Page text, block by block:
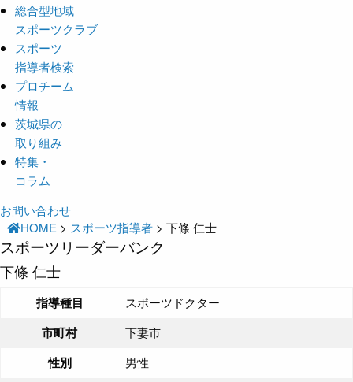
総合型地域
スポーツクラブ
スポーツ
指導者検索
プロチーム
情報
茨城県の
取り組み
特集・
コラム
お問い合わせ
HOME > スポーツ指導者 >下條 仁士
スポーツリーダーバンク
下條 仁士
指導種目 スポーツドクター
市町村 下妻市
性別 男性